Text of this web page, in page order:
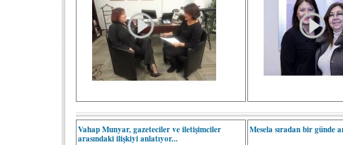
Vahap Munyar, gazeteciler ve iletişimciler
arasındaki ilişkiyi anlatıyor...
Mesela sıradan bir günde